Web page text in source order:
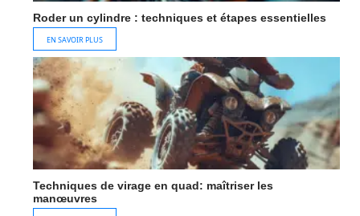
Roder un cylindre : techniques et étapes essentielles
EN SAVOIR PLUS
Techniques de virage en quad: maîtriser les
manœuvres